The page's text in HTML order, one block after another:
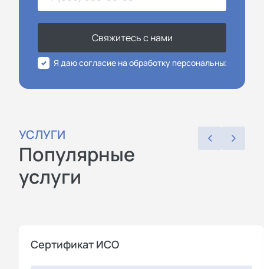
Свяжитесь с нами
Я даю согласие на обработку персональных
УСЛУГИ
Популярные
услуги
Cертификат ИСО